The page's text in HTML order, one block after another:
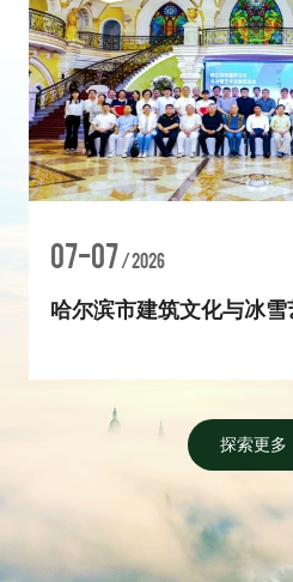
07-07/ 2026
探索更多
08-05/ 2026
8月8日冰与火・伏特加